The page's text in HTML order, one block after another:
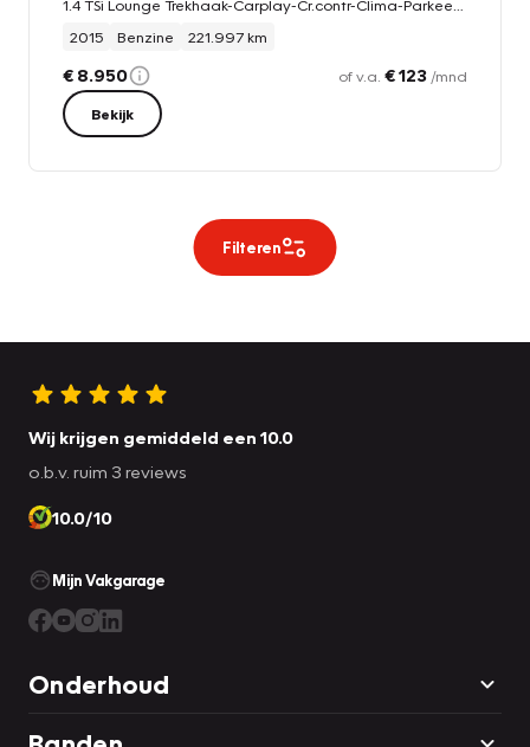
2015
Benzine 221.997 km
€ 8.950 of v.a. € 123 /mnd
Bekijk
Filteren
Wij krijgen gemiddeld een 10.0
o.b.v. ruim 3 reviews
10.0/10
Mijn Vakgarage
Onderhoud